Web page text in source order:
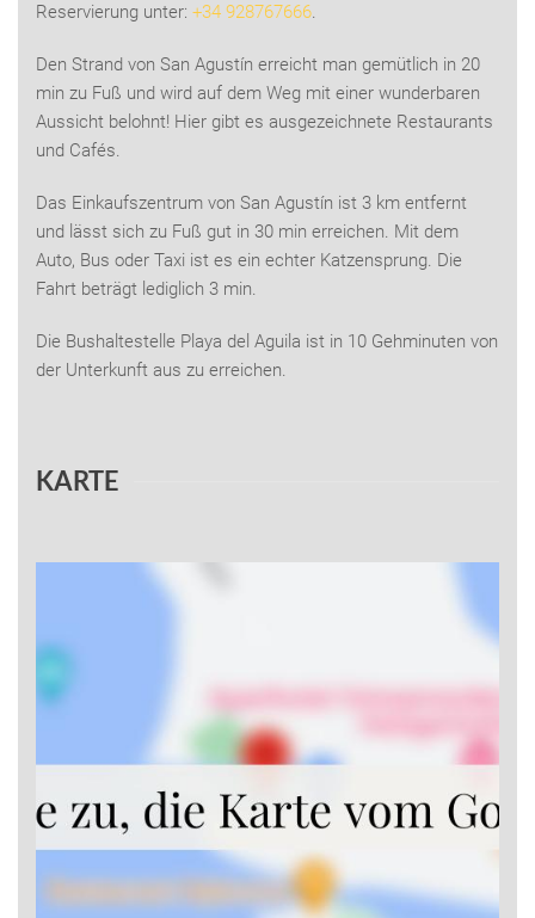
Reservierung unter: +34 928767666.
Den Strand von San Agustín erreicht man gemütlich in 20
min zu Fuß und wird auf dem Weg mit einer wunderbaren
Aussicht belohnt! Hier gibt es ausgezeichnete Restaurants
und Cafés.
Das Einkaufszentrum von San Agustín ist 3 km entfernt
und lässt sich zu Fuß gut in 30 min erreichen. Mit dem
Auto, Bus oder Taxi ist es ein echter Katzensprung. Die
Fahrt beträgt lediglich 3 min.
Die Bushaltestelle Playa del Aguila ist in 10 Gehminuten von
der Unterkunft aus zu erreichen.
KARTE